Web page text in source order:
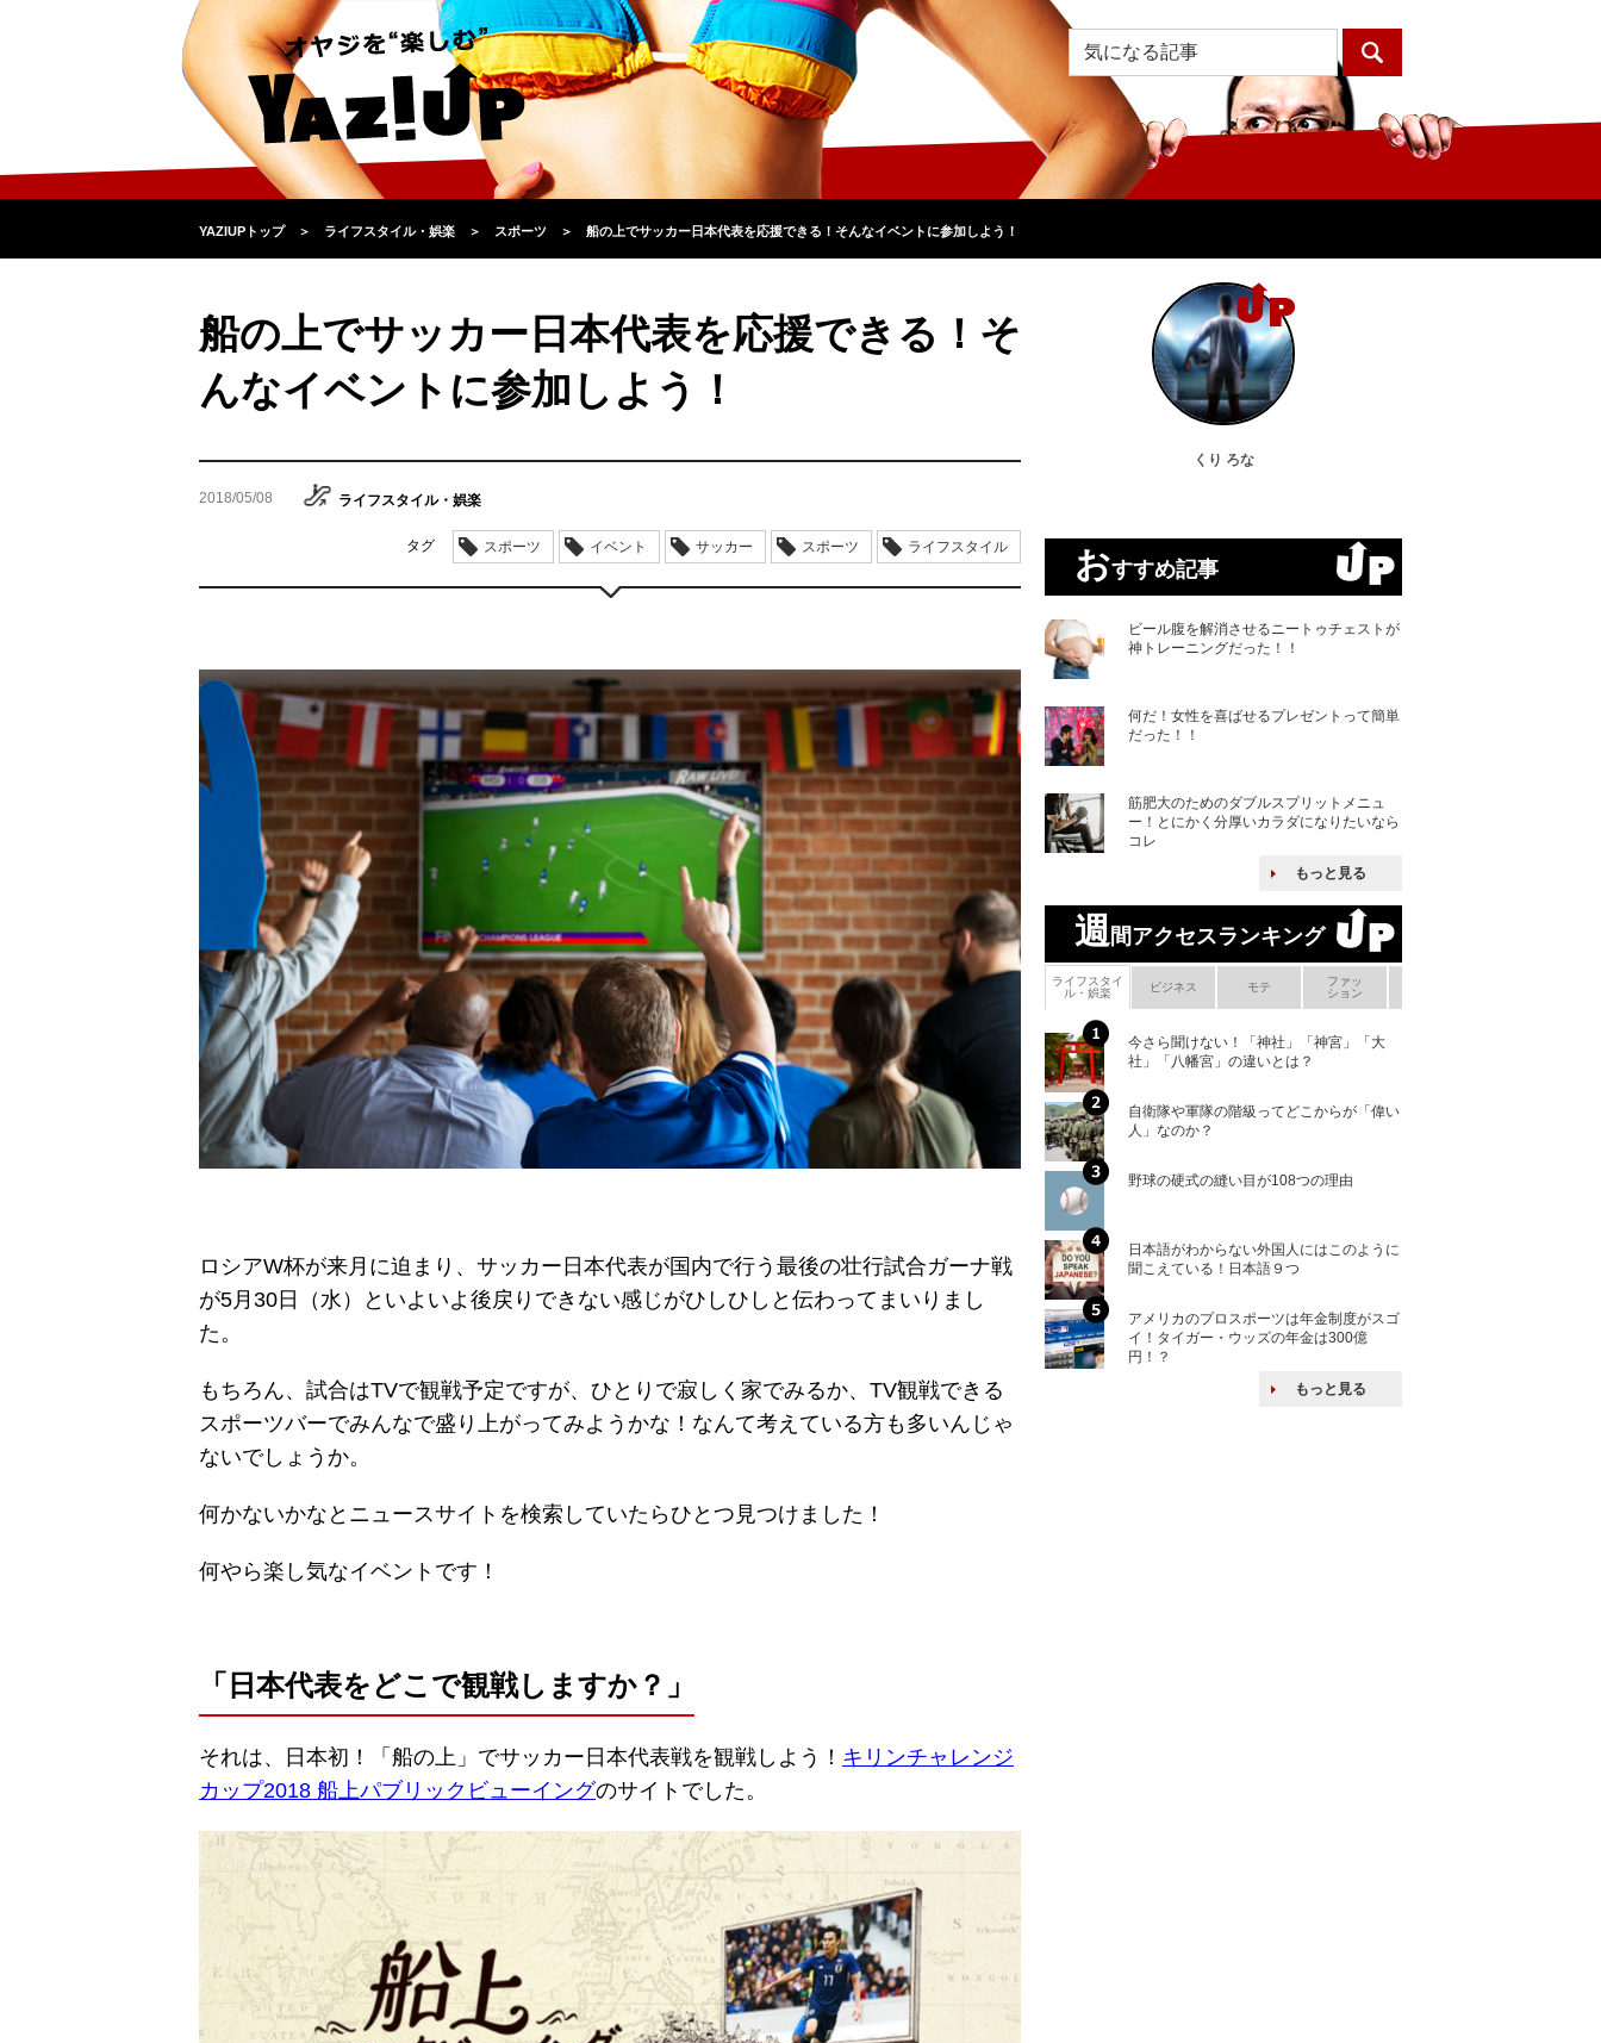
YAZIUPトップ ＞ ライフスタイル・娯楽 ＞ スポーツ ＞ 船の上でサッカー日本代表を応援できる！そんなイベントに参加しよう！
船の上でサッカー日本代表を応援できる！そ
んなイベントに参加しよう！
2018/05/08 ライフスタイル・娯楽
タグ スポーツ イベント サッカー スポーツ ライフスタイル
ロシアW杯が来月に迫まり、サッカー日本代表が国内で行う最後の壮行試合ガーナ戦
が5月30日（水）といよいよ後戻りできない感じがひしひしと伝わってまいりまし
た。
もちろん、試合はTVで観戦予定ですが、ひとりで寂しく家でみるか、TV観戦できる
スポーツバーでみんなで盛り上がってみようかな！なんて考えている方も多いんじゃ
ないでしょうか。
何かないかなとニュースサイトを検索していたらひとつ見つけました！
何やら楽し気なイベントです！
「日本代表をどこで観戦しますか？」
それは、日本初！「船の上」でサッカー日本代表戦を観戦しよう！ キリンチャレンジ
カップ2018 船上パブリックビューイングのサイトでした。
くり ろな
おすすめ記事
ビール腹を解消させるニートゥチェストが
神トレーニングだった！！
何だ！女性を喜ばせるプレゼントって簡単
だった！！
筋肥大のためのダブルスプリットメニュ
ー！とにかく分厚いカラダになりたいなら
コレ
もっと見る
週間アクセスランキング
ライフスタイ
ル・娯楽
ビジネス モテ
ファッ
ション
今さら聞けない！「神社」「神宮」「大
社」「八幡宮」の違いとは？
自衛隊や軍隊の階級ってどこからが「偉い
人」なのか？
野球の硬式の縫い目が108つの理由
日本語がわからない外国人にはこのように
聞こえている！日本語９つ
アメリカのプロスポーツは年金制度がスゴ
イ！タイガー・ウッズの年金は300億
円！？
もっと見る